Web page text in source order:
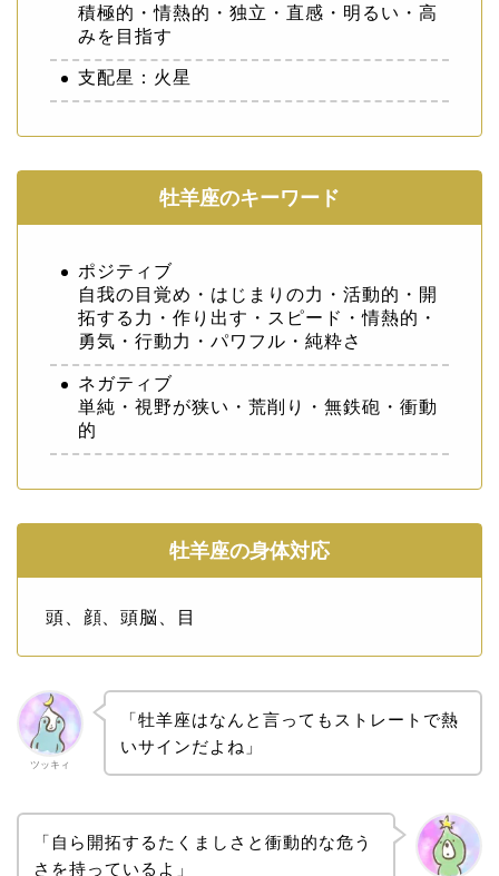
積極的・情熱的・独立・直感・明るい・高
みを目指す
支配星：火星
牡羊座のキーワード
ポジティブ
自我の目覚め・はじまりの力・活動的・開
拓する力・作り出す・スピード・情熱的・
勇気・行動力・パワフル・純粋さ
ネガティブ
単純・視野が狭い・荒削り・無鉄砲・衝動
的
牡羊座の身体対応
頭、顔、頭脳、目
ツッキィ
「牡羊座はなんと言ってもストレートで熱
いサインだよね」
「自ら開拓するたくましさと衝動的な危う
さを持っているよ」